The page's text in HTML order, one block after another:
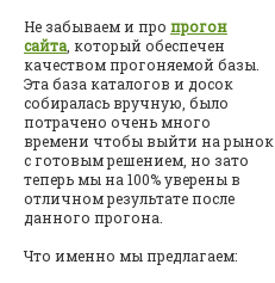
Не забываем и про прогон
сайта , который обеспечен
качеством прогоняемой базы.
Эта база каталогов и досок
собиралась вручную, было
потрачено очень много
времени чтобы выйти на рынок
с готовым решением, но зато
теперь мы на 100% уверены в
отличном результате после
данного прогона.
Что именно мы предлагаем: